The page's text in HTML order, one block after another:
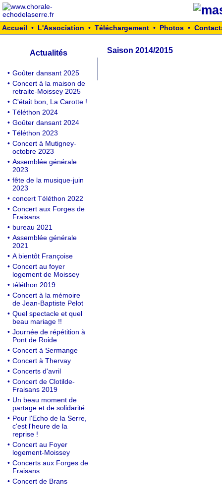
Accueil • L'Association • Téléchargement • Photos •
Actualités
• Goûter dansant 2025
• Concert à la maison de
retraite-Moissey 2025
• C'était bon, La Carotte !
• Téléthon 2024
• Goûter dansant 2024
• Téléthon 2023
• Concert à Mutigney-
octobre 2023
• Assemblée générale
2023
• fête de la musique-juin
2023
• concert Téléthon 2022
• Concert aux Forges de
Fraisans
• bureau 2021
• Assemblée générale
2021
• A bientôt Françoise
• Concert au foyer
logement de Moissey
• téléthon 2019
• Concert à la mémoire
de Jean-Baptiste Pelot
• Quel spectacle et quel
beau mariage !!
• Journée de répétition à
Pont de Roide
• Concert à Sermange
• Concert à Thervay
• Concerts d'avril
• Concert de Clotilde-
Fraisans 2019
• Un beau moment de
partage et de solidarité
• Pour l'Echo de la Serre,
c'est l'heure de la
reprise !
• Concert au Foyer
logement-Moissey
• Concerts aux Forges de
Fraisans
• Concert de Brans
Saison 2014/2015